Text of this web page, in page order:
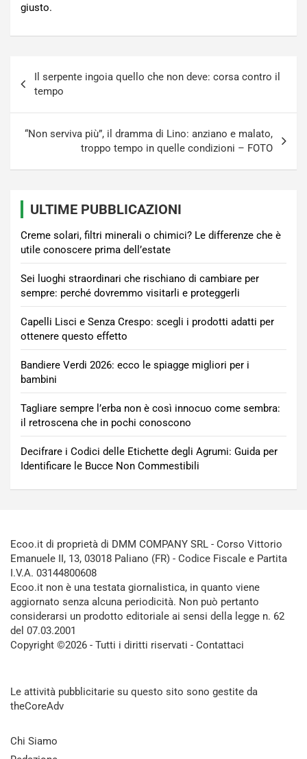
giusto.
articoli
Il serpente ingoia quello che non deve: corsa contro il
tempo
“Non serviva più”, il dramma di Lino: anziano e malato,
troppo tempo in quelle condizioni – FOTO
ULTIME PUBBLICAZIONI
Creme solari, filtri minerali o chimici? Le differenze che è
utile conoscere prima dell’estate
Sei luoghi straordinari che rischiano di cambiare per
sempre: perché dovremmo visitarli e proteggerli
Capelli Lisci e Senza Crespo: scegli i prodotti adatti per
ottenere questo effetto
Bandiere Verdi 2026: ecco le spiagge migliori per i
bambini
Tagliare sempre l’erba non è così innocuo come sembra:
il retroscena che in pochi conoscono
Decifrare i Codici delle Etichette degli Agrumi: Guida per
Identificare le Bucce Non Commestibili
Ecoo.it di proprietà di DMM COMPANY SRL - Corso Vittorio
Emanuele II, 13, 03018 Paliano (FR) - Codice Fiscale e Partita
I.V.A. 03144800608
Ecoo.it non è una testata giornalistica, in quanto viene
aggiornato senza alcuna periodicità. Non può pertanto
considerarsi un prodotto editoriale ai sensi della legge n. 62
del 07.03.2001
Copyright ©2026 - Tutti i diritti riservati - Contattaci
Le attività pubblicitarie su questo sito sono gestite da
theCoreAdv
Chi Siamo